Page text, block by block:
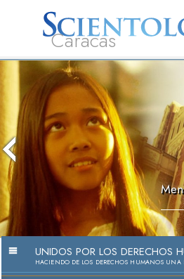
Caracas
L. Ronald
Hubbard
¿Qué es
Scientology?
UNIDOS POR LOS DERECHOS
HACIENDO DE LOS DERECHOS HUMANOS UNA